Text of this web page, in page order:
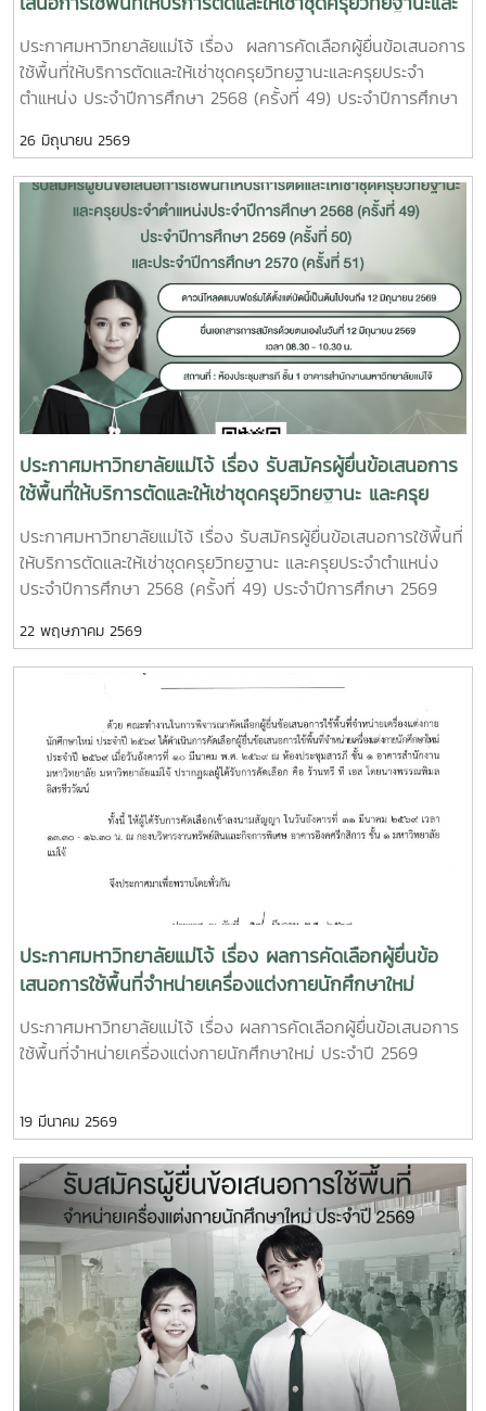
ครุยประจำตำแหน่ง ประจำปีการศึกษา 2568 (ครั้งที่ 49)
ประจำปีการศึกษา 2569 (ครั้งที่ 50) และประจำปีการศึกษา
2570 (ครั้งที่ 51)
ประกาศมหาวิทยาลัยแม่โจ้ เรื่อง ผลการคัดเลือกผู้ยื่นข้อเสนอการ
ใช้พื้นที่ให้บริการตัดและให้เช่าชุดครุยวิทยฐานะและครุยประจำ
ตำแหน่ง ประจำปีการศึกษา 2568 (ครั้งที่ 49) ประจำปีการศึกษา
26 มิถุนายน 2569
ประกาศมหาวิทยาลัยแม่โจ้ เรื่อง รับสมัครผู้ยื่นข้อเสนอการ
ใช้พื้นที่ให้บริการตัดและให้เช่าชุดครุยวิทยฐานะ และครุย
ประจำตำแหน่ง ประจำปีการศึกษา 2568 (ครั้งที่ 49)
ประจำปีการศึกษา 2569 (ครั้งที่ 50) และประจำปีการศึกษา
2570 (ครั้งที่ 51)
ประกาศมหาวิทยาลัยแม่โจ้ เรื่อง รับสมัครผู้ยื่นข้อเสนอการใช้พื้นที่
ให้บริการตัดและให้เช่าชุดครุยวิทยฐานะ และครุยประจำตำแหน่ง
ประจำปีการศึกษา 2568 (ครั้งที่ 49) ประจำปีการศึกษา 2569
ครุยวิทยฐานะ และสีประจำคณะ วิทยาลัย ของมหาวิทยาลัยแม่โจ้
22 พฤษภาคม 2569
ประกาศมหาวิทยาลัยแม่โจ้ เรื่อง ผลการคัดเลือกผู้ยื่นข้อ
เสนอการใช้พื้นที่จำหน่ายเครื่องแต่งกายนักศึกษาใหม่
ประกาศมหาวิทยาลัยแม่โจ้ เรื่อง ผลการคัดเลือกผู้ยื่นข้อเสนอการ
ใช้พื้นที่จำหน่ายเครื่องแต่งกายนักศึกษาใหม่ ประจำปี 2569
19 มีนาคม 2569